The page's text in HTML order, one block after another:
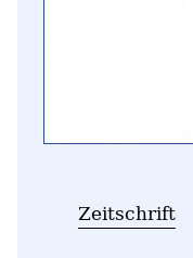
Zeitschrift